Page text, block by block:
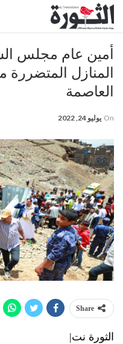
أمين عام مجلس
المنازل المتضررة
العاصمة
On يوليو 24, 2022
Share
الثورة نت|